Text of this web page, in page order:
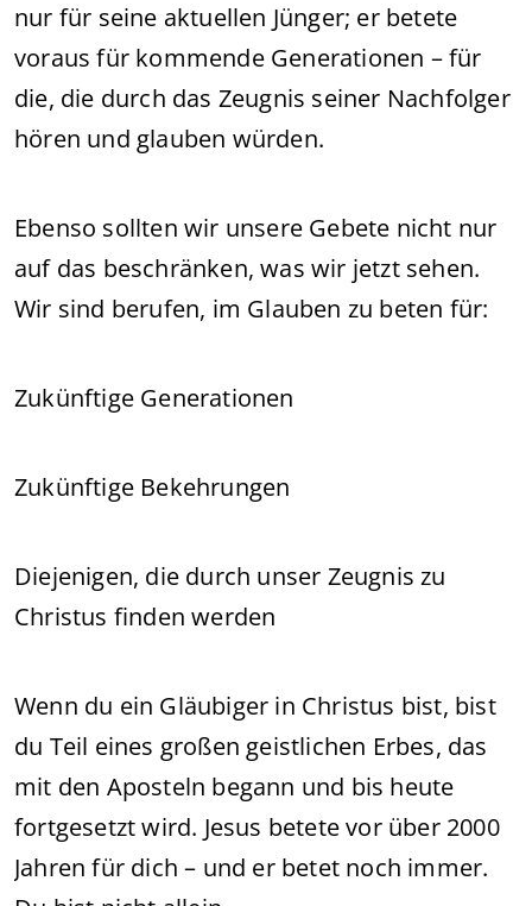
nur für seine aktuellen Jünger; er betete
voraus für kommende Generationen – für
die, die durch das Zeugnis seiner Nachfolger
hören und glauben würden.
Ebenso sollten wir unsere Gebete nicht nur
auf das beschränken, was wir jetzt sehen.
Wir sind berufen, im Glauben zu beten für:
Zukünftige Generationen
Zukünftige Bekehrungen
Diejenigen, die durch unser Zeugnis zu
Christus finden werden
Wenn du ein Gläubiger in Christus bist, bist
du Teil eines großen geistlichen Erbes, das
mit den Aposteln begann und bis heute
fortgesetzt wird. Jesus betete vor über 2000
Jahren für dich – und er betet noch immer.